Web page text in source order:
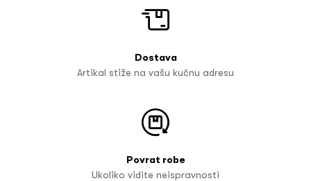
Dostava
Artikal stiže na vašu kućnu adresu
Povrat robe
Ukoliko vidite neispravnosti